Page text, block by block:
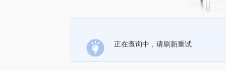
正在查询中，请刷新重试